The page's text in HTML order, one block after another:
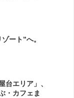
ート”へ。
台エリア」、
・カフェま